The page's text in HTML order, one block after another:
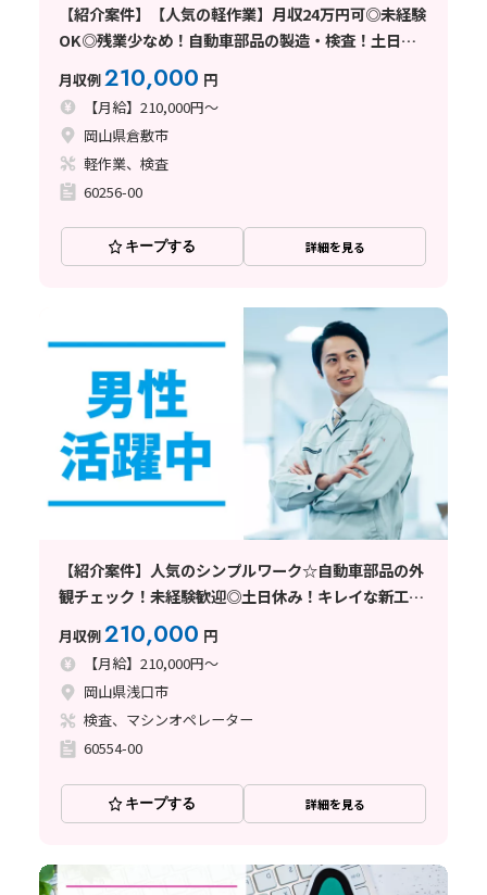
【紹介案件】【人気の軽作業】月収24万円可◎未経験
OK◎残業少なめ！自動車部品の製造・検査！土日休
月収例210,000 円
【月給】210,000円～
岡山県倉敷市
軽作業、検査
60256-00
キープする 詳細を見る
【紹介案件】人気のシンプルワーク☆自動車部品の外
観チェック！未経験歓迎◎土日休み！キレイな新工場
月収例210,000 円
【月給】210,000円～
岡山県浅口市
検査、マシンオペレーター
60554-00
キープする 詳細を見る